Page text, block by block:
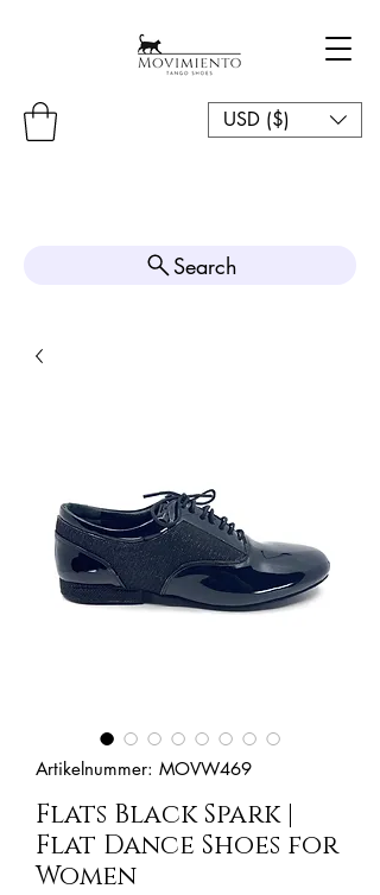
USD ($)
Search
Artikelnummer: MOVW469
Flats Black Spark |
Flat Dance Shoes for
Women